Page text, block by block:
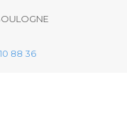
10 88 36